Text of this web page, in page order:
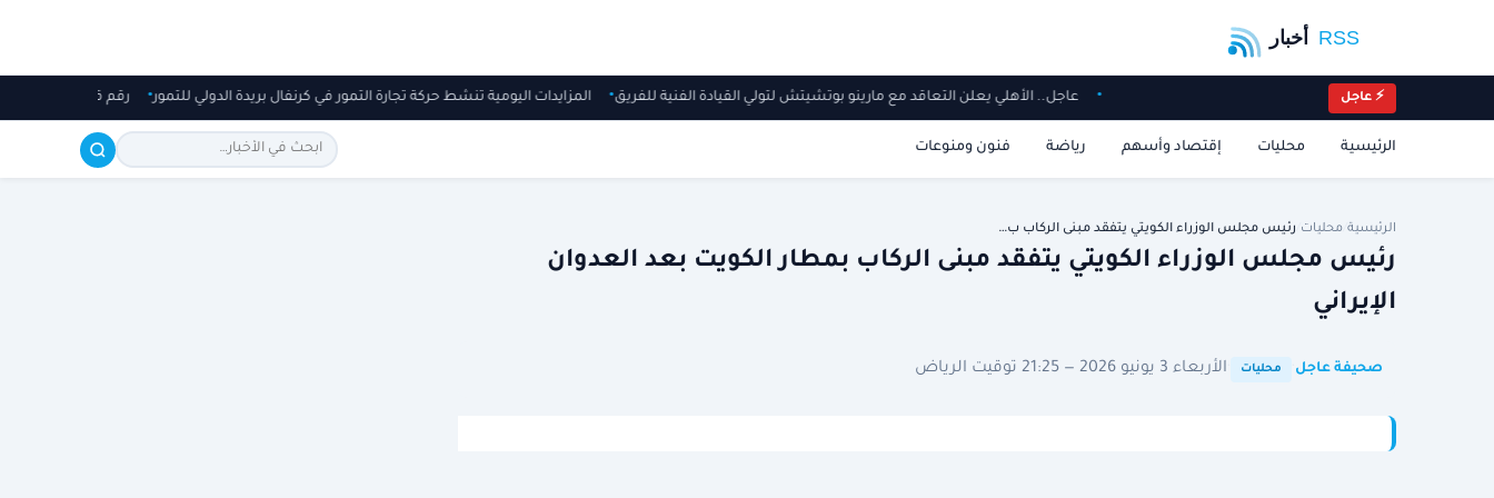
⚡ عاجل عاجل.. الأهلي يعلن التعاقد مع مارينو بوتشيتش لتولي القيادة الفنية للفريق المزايدات اليومية تنشط حركة تجارة التمور في كرنفال بريدة الدولي للتمور رقم قياسي لـ"داو
الرئيسية محليات إقتصاد وأسهم رياضة فنون ومنوعات
الرئيسية محليات رئيس مجلس الوزراء الكويتي يتفقد مبنى الركاب ب…
رئيس مجلس الوزراء الكويتي يتفقد مبنى الركاب بمطار الكويت بعد العدوان
الإيراني
صحيفة عاجل محليات الأربعاء 3 يونيو 2026 — 21:25 توقيت الرياض